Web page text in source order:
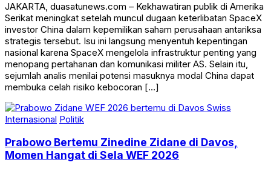
JAKARTA, duasatunews.com – Kekhawatiran publik di Amerika
Serikat meningkat setelah muncul dugaan keterlibatan SpaceX
investor China dalam kepemilikan saham perusahaan antariksa
strategis tersebut. Isu ini langsung menyentuh kepentingan
nasional karena SpaceX mengelola infrastruktur penting yang
menopang pertahanan dan komunikasi militer AS. Selain itu,
sejumlah analis menilai potensi masuknya modal China dapat
membuka celah risiko kebocoran […]
Internasional Politik
Prabowo Bertemu Zinedine Zidane di Davos,
Momen Hangat di Sela WEF 2026